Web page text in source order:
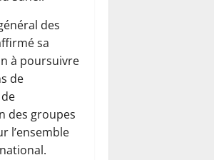
des
sa
à poursuivre
de
des groupes
l’ensemble